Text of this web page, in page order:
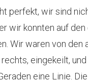
perfekt, wir sind
wir konnten auf
Wir waren von den
eingekeilt,
eine Linie.